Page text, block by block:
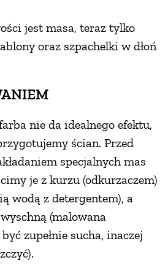
jest masa, teraz tylko
oraz szpachelki w dłoń
nie da idealnego efektu,
ścian. Przed
specjalnych mas
je z kurzu (odkurzaczem)
wodą z detergentem), a
(malowana
zupełnie sucha, inaczej
GŁÓWNE
INNE